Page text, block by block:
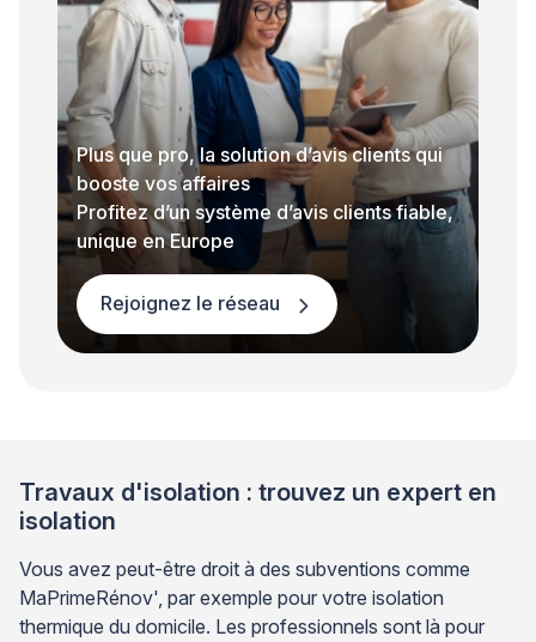
Plus que pro, la solution d’avis clients qui
booste vos affaires
Profitez d’un système d’avis clients fiable,
unique en Europe
Rejoignez le réseau
Travaux d'isolation : trouvez un expert en
isolation
Vous avez peut-être droit à des subventions comme
MaPrimeRénov', par exemple pour votre isolation
thermique du domicile. Les professionnels sont là pour